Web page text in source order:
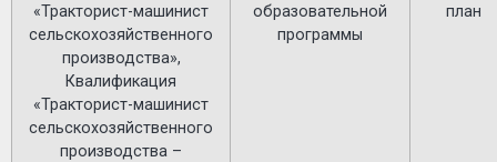
«Тракторист-машинист
сельскохозяйственного
производства»,
Квалификация
«Тракторист-машинист
сельскохозяйственного
производства –
образовательной
программы
план